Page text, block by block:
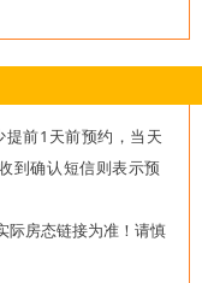
前1天前预约，当天
到确认短信则表示预
际房态链接为准！请慎